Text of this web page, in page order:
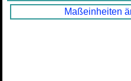
Maßeinheiten